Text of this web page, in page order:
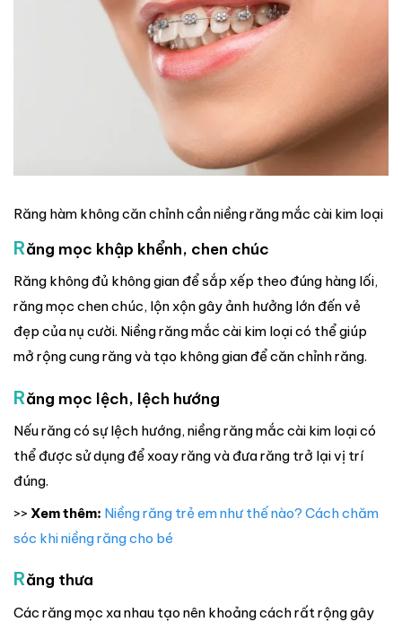
Răng hàm không căn chỉnh cần niềng răng mắc cài kim loại
Răng mọc khập khểnh, chen chúc
Răng không đủ không gian để sắp xếp theo đúng hàng lối,
răng mọc chen chúc, lộn xộn gây ảnh hưởng lớn đến vẻ
đẹp của nụ cười. Niềng răng mắc cài kim loại có thể giúp
mở rộng cung răng và tạo không gian để căn chỉnh răng.
Răng mọc lệch, lệch hướng
Nếu răng có sự lệch hướng, niềng răng mắc cài kim loại có
thể được sử dụng để xoay răng và đưa răng trở lại vị trí
đúng.
>> Xem thêm: Niềng răng trẻ em như thế nào? Cách chăm
sóc khi niềng răng cho bé
Răng thưa
Các răng mọc xa nhau tạo nên khoảng cách rất rộng gây